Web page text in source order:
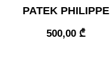
PATEK PHILIPPE
500,00 ₾